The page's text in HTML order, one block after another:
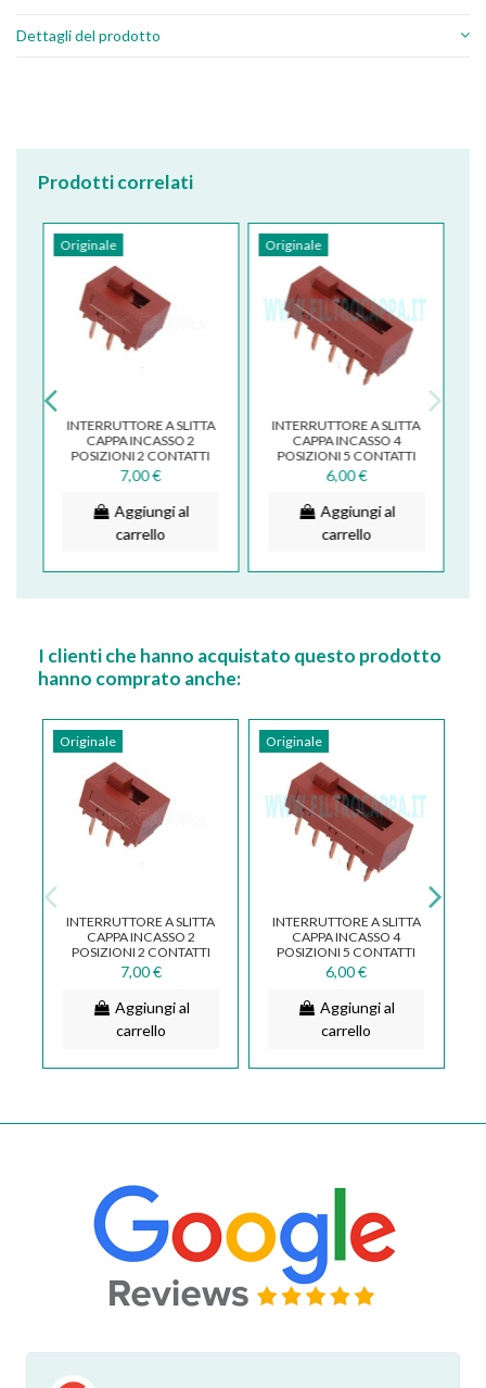
Dettagli del prodotto
Prodotti correlati
Originale
INTERRUTTORE A SLITTA
CAPPA INCASSO 2
POSIZIONI 2 CONTATTI
PER DUE FILE
133.0054.536
7,00 €
Aggiungi al
carrello
Originale
INTERRUTTORE A SLITTA
CAPPA INCASSO 4
POSIZIONI 5 CONTATTI
PER DUE FILE
6,00 €
Aggiungi al
carrello
I clienti che hanno acquistato questo prodotto
hanno comprato anche:
Originale
INTERRUTTORE A SLITTA
CAPPA INCASSO 2
POSIZIONI 2 CONTATTI
PER DUE FILE
133.0054.536
7,00 €
Aggiungi al
carrello
Originale
INTERRUTTORE A SLITTA
CAPPA INCASSO 4
POSIZIONI 5 CONTATTI
PER DUE FILE
6,00 €
Aggiungi al
carrello